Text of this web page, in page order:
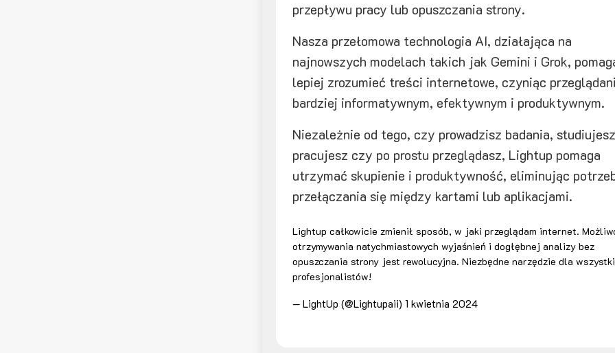
przepływu pracy lub opuszczania strony.
Nasza przełomowa technologia AI, działająca na
najnowszych modelach takich jak Gemini i Grok,
lepiej zrozumieć treści internetowe, czyniąc
bardziej informatywnym, efektywnym i produktywnym.
Niezależnie od tego, czy prowadzisz badania,
pracujesz czy po prostu przeglądasz, Lightup pomaga
utrzymać skupienie i produktywność, eliminując
przełączania się między kartami lub aplikacjami.
Lightup całkowicie zmienił sposób, w jaki przeglądam internet.
otrzymywania natychmiastowych wyjaśnień i dogłębnej analizy bez
opuszczania strony jest rewolucyjna. Niezbędne narzędzie dla
profesjonalistów!
— LightUp (@Lightupaii) 1 kwietnia 2024